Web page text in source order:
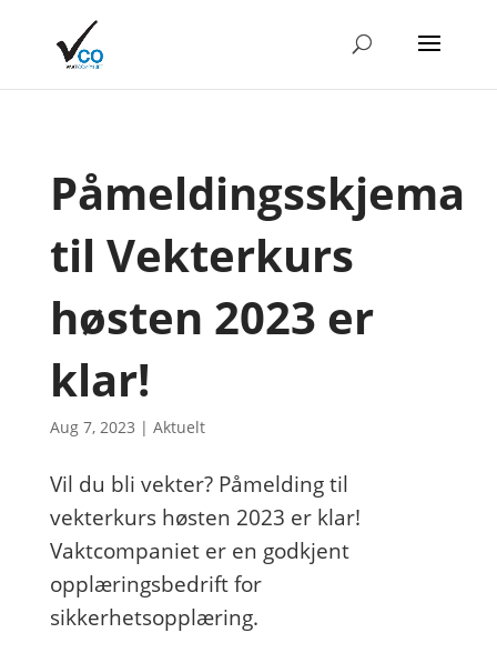
Påmeldingsskjema
til Vekterkurs
høsten 2023 er
klar!
Aug 7, 2023 | Aktuelt
Vil du bli vekter? Påmelding til
vekterkurs høsten 2023 er klar!
Vaktcompaniet er en godkjent
opplæringsbedrift for
sikkerhetsopplæring.